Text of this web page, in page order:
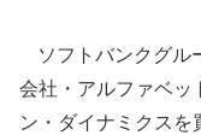
ソフトバンクグル
会社・アルファベッ
ン・ダイナミクスを